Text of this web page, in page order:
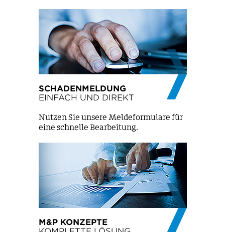
SCHADENMELDUNG
EINFACH UND DIREKT
Nutzen Sie unsere Meldeformulare für
eine schnelle Bearbeitung.
M&P KONZEPTE